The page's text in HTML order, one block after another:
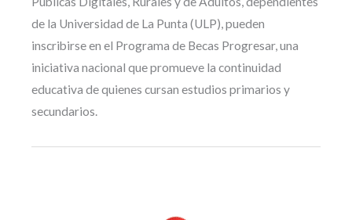
de la Universidad de La Punta (ULP), pueden
inscribirse en el Programa de Becas Progresar, una
iniciativa nacional que promueve la continuidad
educativa de quienes cursan estudios primarios y
secundarios.